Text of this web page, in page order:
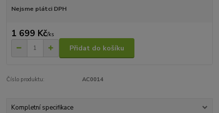
Nejsme plátci DPH
1 699 Kč/ks
Přidat do košíku
Číslo produktu: AC0014
Kompletní specifikace